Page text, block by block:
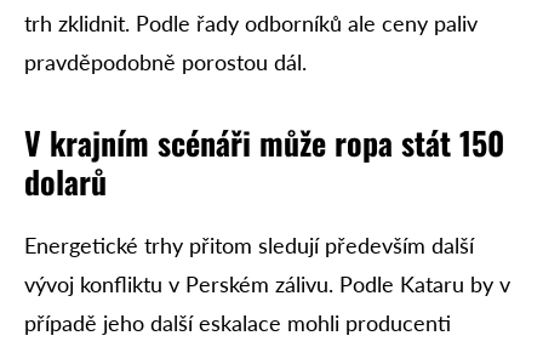
trh zklidnit. Podle řady odborníků ale ceny paliv
pravděpodobně porostou dál.
V krajním scénáři může ropa stát 150
dolarů
Energetické trhy přitom sledují především další
vývoj konfliktu v Perském zálivu. Podle Kataru by v
případě jeho další eskalace mohli producenti